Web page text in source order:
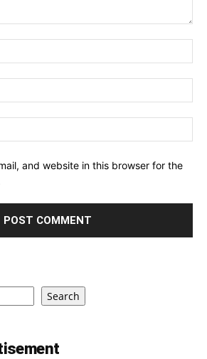
and website in this browser for the
Search